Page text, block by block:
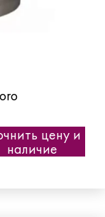
цену и
наличие